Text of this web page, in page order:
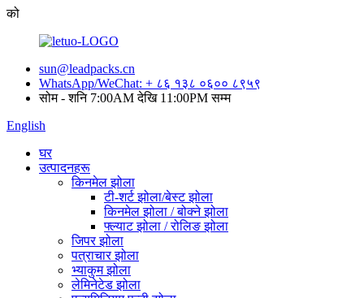
को
sun@leadpacks.cn
WhatsApp/WeChat: + ८६ १३८ ०६०० ८९५९
सोम - शनि 7:00AM देखि 11:00PM सम्म
English
घर
उत्पादनहरू
किनमेल झोला
टी-शर्ट झोला/बेस्ट झोला
किनमेल झोला / बोक्ने झोला
फ्ल्याट झोला / रोलिङ झोला
जिपर झोला
पत्राचार झोला
भ्याकुम झोला
लेमिनेटेड झोला